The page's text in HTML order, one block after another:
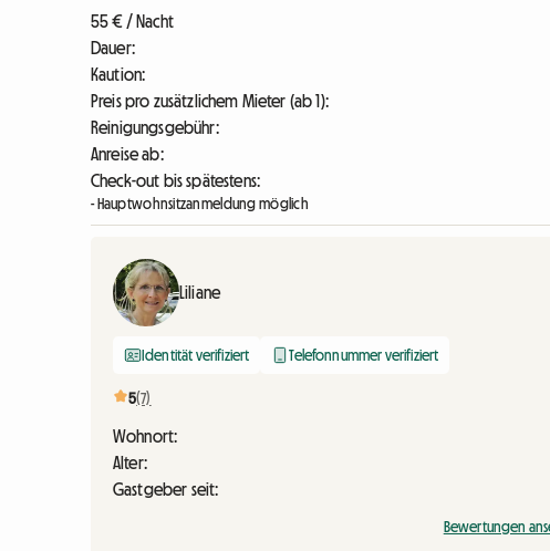
55 € / Nacht
Dauer:
Kaution:
Preis pro zusätzlichem Mieter (ab 1):
Reinigungsgebühr:
Anreise ab:
Check-out bis spätestens:
- Hauptwohnsitzanmeldung möglich
Liliane
Identität verifiziert Telefonnummer verifiziert
5(7)
Wohnort:
Alter:
Gastgeber seit:
Bewertungen